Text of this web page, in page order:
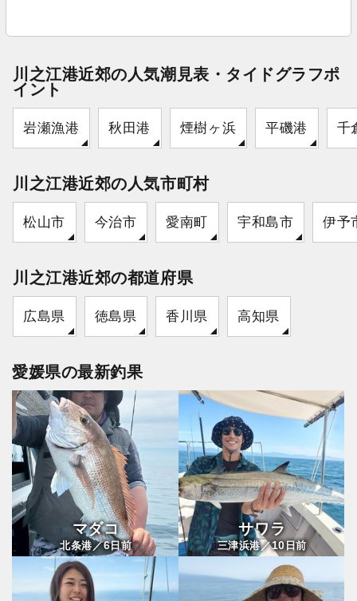
川之江港近郊の人気潮見表・タイドグラフポ
イント
岩瀬漁港 秋田港 煙樹ヶ浜 平磯港 千
川之江港近郊の人気市町村
松山市 今治市 愛南町 宇和島市 伊予
川之江港近郊の都道府県
広島県 徳島県 香川県 高知県
愛媛県の最新釣果
マダコ
北条港／6日前
サワラ
三津浜港／10日前